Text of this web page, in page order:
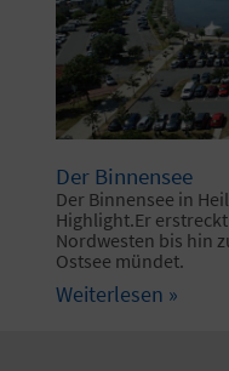
Der Binnensee
Der Binnensee in
Highlight.Er
Nordwesten bis hin
Ostsee mündet.
Weiterlesen »